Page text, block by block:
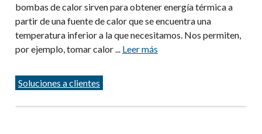
bombas de calor sirven para obtener energía térmica a
partir de una fuente de calor que se encuentra una
temperatura inferior a la que necesitamos. Nos permiten,
por ejemplo, tomar calor ... Leer más
Categorías
Soluciones a clientes